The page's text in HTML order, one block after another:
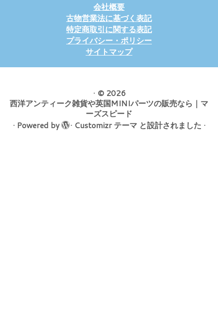
会社概要
古物営業法に基づく表記
特定商取引に関する表記
プライバシー・ポリシー
サイトマップ
· © 2026
西洋アンティーク雑貨や英国MINIパーツの販売なら｜マ
ーズスピード
· Powered by · Customizr テーマ と設計されました ·